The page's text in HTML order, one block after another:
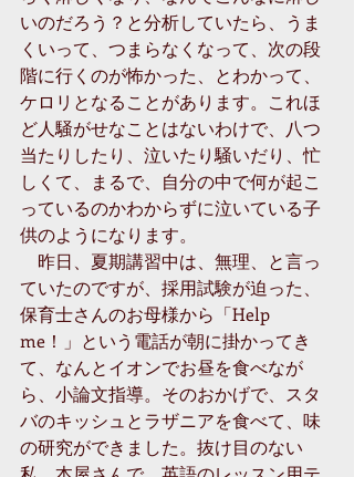
いのだろう？と分析していたら、うま
くいって、つまらなくなって、次の段
階に行くのが怖かった、とわかって、
ケロリとなることがあります。これほ
ど人騒がせなことはないわけで、八つ
当たりしたり、泣いたり騒いだり、忙
しくて、まるで、自分の中で何が起こ
っているのかわからずに泣いている子
供のようになります。
昨日、夏期講習中は、無理、と言っ
ていたのですが、採用試験が迫った、
保育士さんのお母様から「Help
me！」という電話が朝に掛かってき
て、なんとイオンでお昼を食べなが
ら、小論文指導。そのおかげで、スタ
バのキッシュとラザニアを食べて、味
の研究ができました。抜け目のない